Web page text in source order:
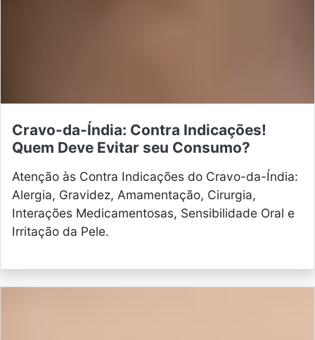
Cravo-da-Índia: Contra Indicações!
Quem Deve Evitar seu Consumo?
Atenção às Contra Indicações do Cravo-da-Índia:
Alergia, Gravidez, Amamentação, Cirurgia,
Interações Medicamentosas, Sensibilidade Oral e
Irritação da Pele.